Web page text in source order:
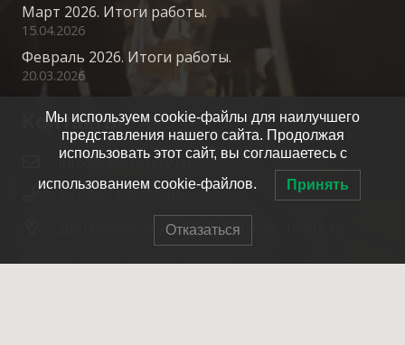
Март 2026. Итоги работы.
15.04.2026
Февраль 2026. Итоги работы.
20.03.2026
Контакты
info@spasrezerv.ru
+7 (495) 676-02-06
Динамовская ул., 10к1, Москва, 109044
Мы используем cookie-файлы для наилучшего
представления нашего сайта. Продолжая
использовать этот сайт, вы соглашаетесь с
использованием cookie-файлов. Принять
Отказаться